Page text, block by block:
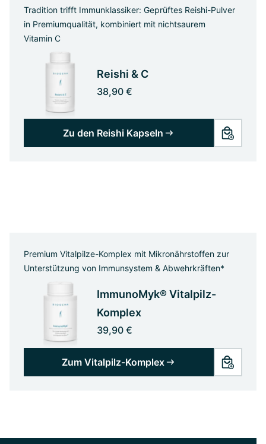
Tradition trifft Immunklassiker: Geprüftes Reishi-Pulver
in Premiumqualität, kombiniert mit nichtsaurem
Vitamin C
Reishi & C
38,90 €
Zu den Reishi Kapseln
Premium Vitalpilze-Komplex mit Mikronährstoffen zur
Unterstützung von Immunsystem & Abwehrkräften*
ImmunoMyk® Vitalpilz-
Komplex
39,90 €
Zum Vitalpilz-Komplex